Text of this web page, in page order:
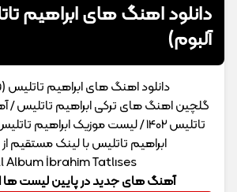
دانلود اهنگ های ابراهیم
آلبوم)
دانلود اهنگ های ابراهیم تاتلیس
گلچین اهنگ های ترکی ابراهیم تاتلیس /
تاتلیس 1402 / لیست موزیک ابراهیم
ابراهیم تاتلیس با لینک مستقیم از
Album İbrahim Tatlıses
آهنگ های جدید در پایین لیست